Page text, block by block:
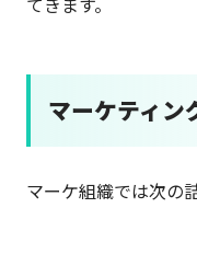
マーケティン
マーケ組織では次の